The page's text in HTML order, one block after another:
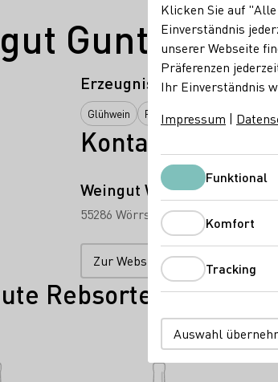
Gunter &
Erzeugnisse
Glühwein Perlwein / Secco Sekt
Kontakt
Weingut Weinmann
55286 Wörrstadt Rommersheimer
Zur Website
Rebsorten
Klicken Sie auf
Einverständnis
unserer Webseite
Präferenzen
Ihr Einverständnis
Impressum |
Funktional
Komfort
Tracking
Auswahl